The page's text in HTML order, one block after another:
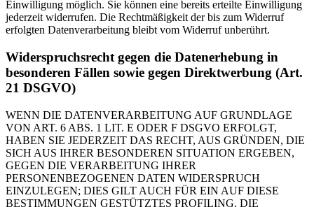
Einwilligung möglich. Sie können eine bereits erteilte Einwilligung
jederzeit widerrufen. Die Rechtmäßigkeit der bis zum Widerruf
erfolgten Datenverarbeitung bleibt vom Widerruf unberührt.
Widerspruchsrecht gegen die Datenerhebung in
besonderen Fällen sowie gegen Direktwerbung (Art.
21 DSGVO)
WENN DIE DATENVERARBEITUNG AUF GRUNDLAGE
VON ART. 6 ABS. 1 LIT. E ODER F DSGVO ERFOLGT,
HABEN SIE JEDERZEIT DAS RECHT, AUS GRÜNDEN, DIE
SICH AUS IHRER BESONDEREN SITUATION ERGEBEN,
GEGEN DIE VERARBEITUNG IHRER
PERSONENBEZOGENEN DATEN WIDERSPRUCH
EINZULEGEN; DIES GILT AUCH FÜR EIN AUF DIESE
BESTIMMUNGEN GESTÜTZTES PROFILING. DIE